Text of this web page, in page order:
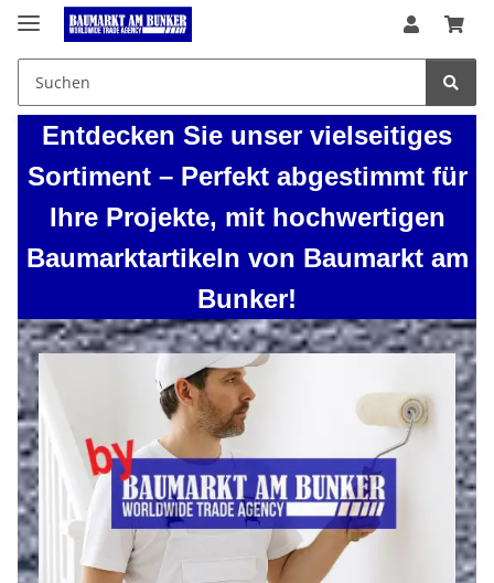
Entdecken Sie unser vielseitiges
Sortiment – Perfekt abgestimmt für
Ihre Projekte, mit hochwertigen
Baumarktartikeln von Baumarkt am
Bunker!